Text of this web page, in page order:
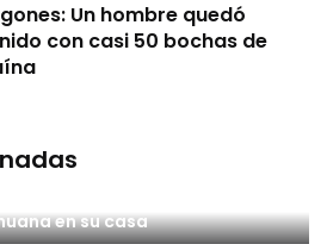
Un hombre quedó
con casi 50 bochas de
en su casa